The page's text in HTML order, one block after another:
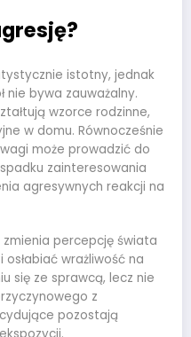
istotny, jednak
nie bywa zauważalny.
wzorce rodzinne,
w domu. Równocześnie
może prowadzić do
zainteresowania
agresywnych reakcji na
percepcję świata
wrażliwość na
się ze sprawcą, lecz nie
z
pozostają